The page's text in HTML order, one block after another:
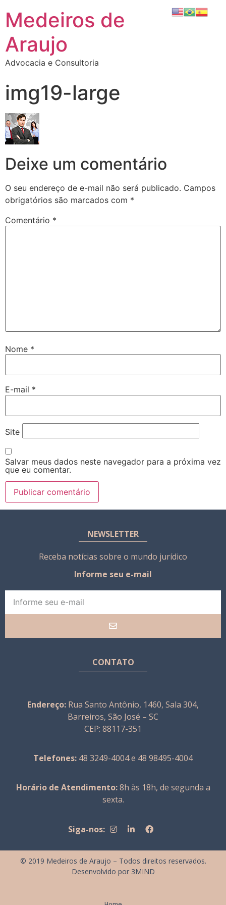
Medeiros de
Araujo
Advocacia e Consultoria
img19-large
Deixe um comentário
O seu endereço de e-mail não será publicado. Campos
obrigatórios são marcados com *
Comentário *
Nome *
E-mail *
Site
Salvar meus dados neste navegador para a próxima vez
que eu comentar.
NEWSLETTER
Receba notícias sobre o mundo jurídico
Informe seu e-mail
CONTATO
Endereço: Rua Santo Antônio, 1460, Sala 304,
Barreiros, São José – SC
CEP: 88117-351
Telefones: 48 3249-4004 e 48 98495-4004
Horário de Atendimento:8h às 18h, de segunda a
sexta.
Siga-nos:
© 2019 Medeiros de Araujo – Todos direitos reservados.
Desenvolvido por 3MIND